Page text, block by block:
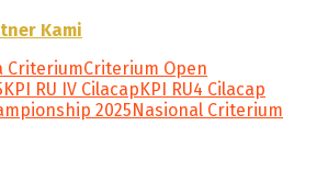
Kami
CriteriumCriterium Open
KPI RU IV Cilacap KPI RU4 Cilacap
2025 Nasional Criterium